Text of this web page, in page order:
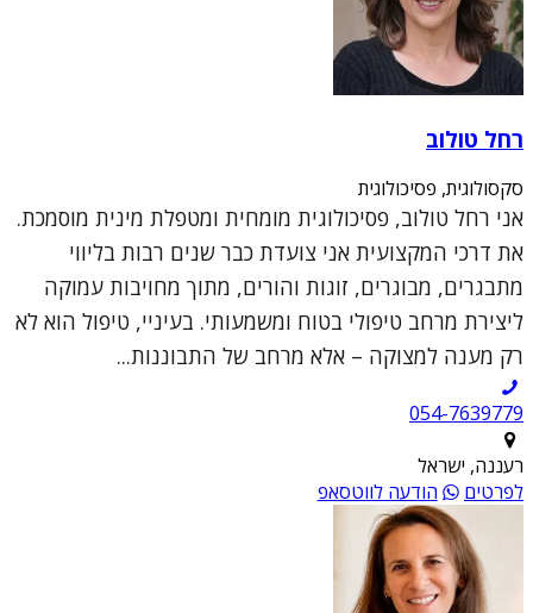
רחל טולוב
סקסולוגית, פסיכולוגית
אני רחל טולוב, פסיכולוגית מומחית ומטפלת מינית מוסמכת.
את דרכי המקצועית אני צועדת כבר שנים רבות בליווי
מתבגרים, מבוגרים, זוגות והורים, מתוך מחויבות עמוקה
ליצירת מרחב טיפולי בטוח ומשמעותי. בעיניי, טיפול הוא לא
רק מענה למצוקה – אלא מרחב של התבוננות...
054-7639779
רעננה, ישראל
לפרטים
הודעה לווטסאפ